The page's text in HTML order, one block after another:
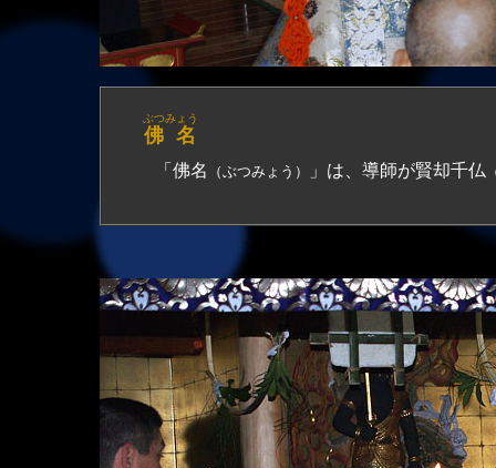
佛 名
ぶつみょう
「佛名 （ぶつみょう） 」は、導師が賢却千仏